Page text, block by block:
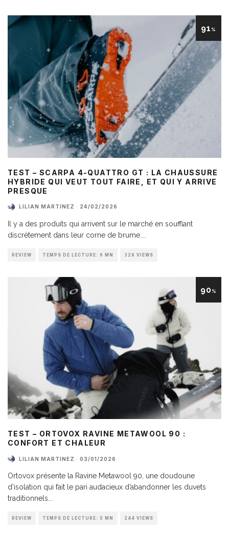
91 %
TEST – SCARPA 4-QUATTRO GT : LA CHAUSSURE
HYBRIDE QUI VEUT TOUT FAIRE, ET QUI Y ARRIVE
PRESQUE
LILIAN MARTINEZ · 24/02/2026
Il y a des produits qui arrivent sur le marché en soufflant
discrètement dans leur corne de brume.
REVIEW TEMPS DE LECTURE: 6 MN 329 VIEWS
90%
TEST – ORTOVOX RAVINE METAWOOL 90 :
CONFORT ET CHALEUR
LILIAN MARTINEZ · 03/01/2026
Ortovox présente la Ravine Metawool 90, une doudoune
d’isolation qui fait le pari audacieux d’abandonner les duvets
traditionnels...
REVIEW TEMPS DE LECTURE: 5 MN 244 VIEWS